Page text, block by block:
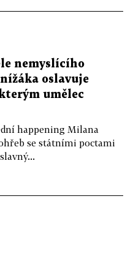
nemyslícího
oslavuje
umělec
happening Milana
se státními poctami